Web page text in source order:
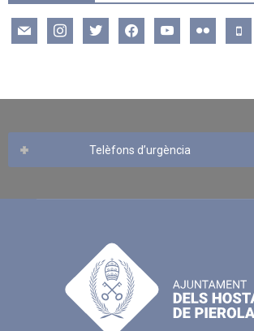
mail instagramtwitter facebookyoutube flickr mobile
Telèfons d’urgència